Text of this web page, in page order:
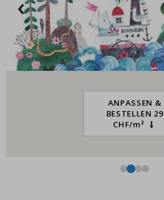
Special
Price
15,00 €
ANPASSEN &
BESTELLEN 29
CHF/m²